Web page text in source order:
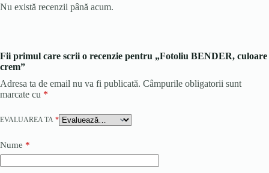
Nu există recenzii până acum.
Fii primul care scrii o recenzie pentru „Fotoliu BENDER, culoare
crem”
Adresa ta de email nu va fi publicată. Câmpurile obligatorii sunt
marcate cu *
EVALUAREA TA *
Nume *